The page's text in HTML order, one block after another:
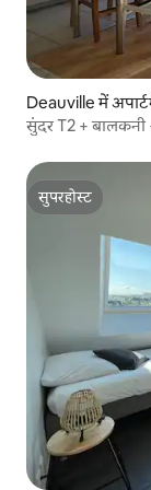
Deauville में
सुंदर T2 + बालकनी
सुपरहोस्ट
सुपरहोस्ट